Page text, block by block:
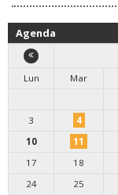
Agenda
Lun
Mar
3
4
10
11
17
18
24
25